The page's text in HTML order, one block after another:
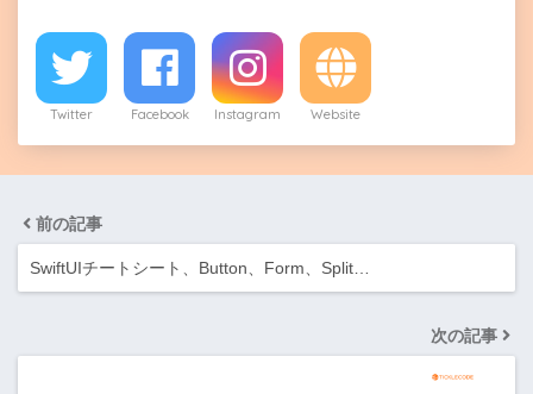
Twitter Facebook Instagram Website
前の記事
SwiftUIチートシート、Button、Form、Split…
次の記事